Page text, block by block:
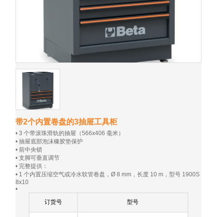
带2个内置卷盘的3抽屉工具柜
• 3 个带滚珠滑轨的抽屉（566x406 毫米）
• 抽屉底部泡沫橡胶垫保护
• 前中央锁
• 支脚可垂直调节
• 完整提供：
• 1 个内置压缩空气或冷水软管卷盘，Ø 8 mm，长度 10 m，型号 1900S
8x10
•
订货号
型号